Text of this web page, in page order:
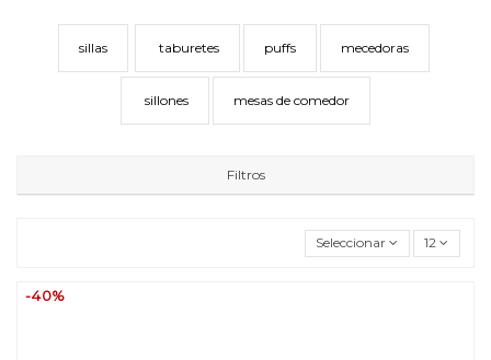
sillas taburetes puffs mecedoras
sillones mesas de comedor
Filtros
Seleccionar 12
-40%